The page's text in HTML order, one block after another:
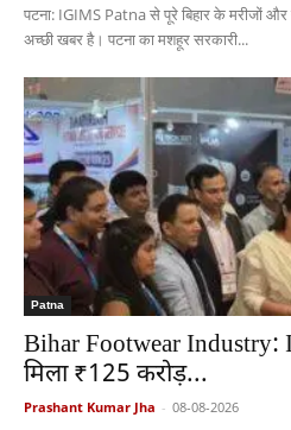
पटना: IGIMS Patna से पूरे बिहार के मरीजों और
अच्छी खबर है। पटना का मशहूर सरकारी...
Patna
Bihar Footwear Industry:
मिला ₹125 करोड़...
Prashant Kumar Jha - 08-08-2026